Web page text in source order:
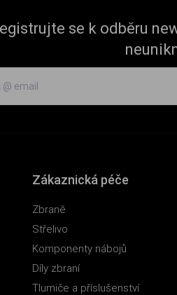
se k odběru
Zákaznická péče
Zbraně
Střelivo
Komponenty nábojů
Díly zbraní
Tlumiče a příslušenství